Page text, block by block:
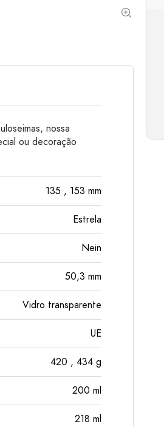
nossa
ou decoração
135 , 153 mm
Estrela
Nein
50,3 mm
Vidro transparente
UE
420 , 434 g
200 ml
218 ml